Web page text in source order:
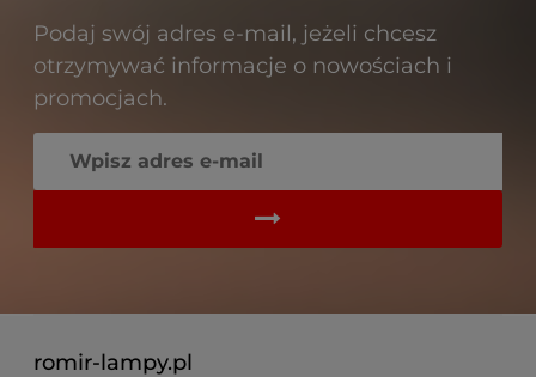
Podaj swój adres e-mail, jeżeli chcesz
otrzymywać informacje o nowościach i
promocjach.
romir-lampy.pl